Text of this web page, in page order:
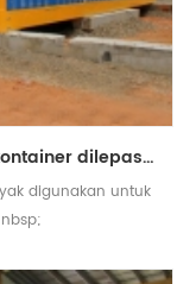
mudah untuk menginstal rumah kontainer dilepas prefabrikasi disesuaikan
digunakan untuk